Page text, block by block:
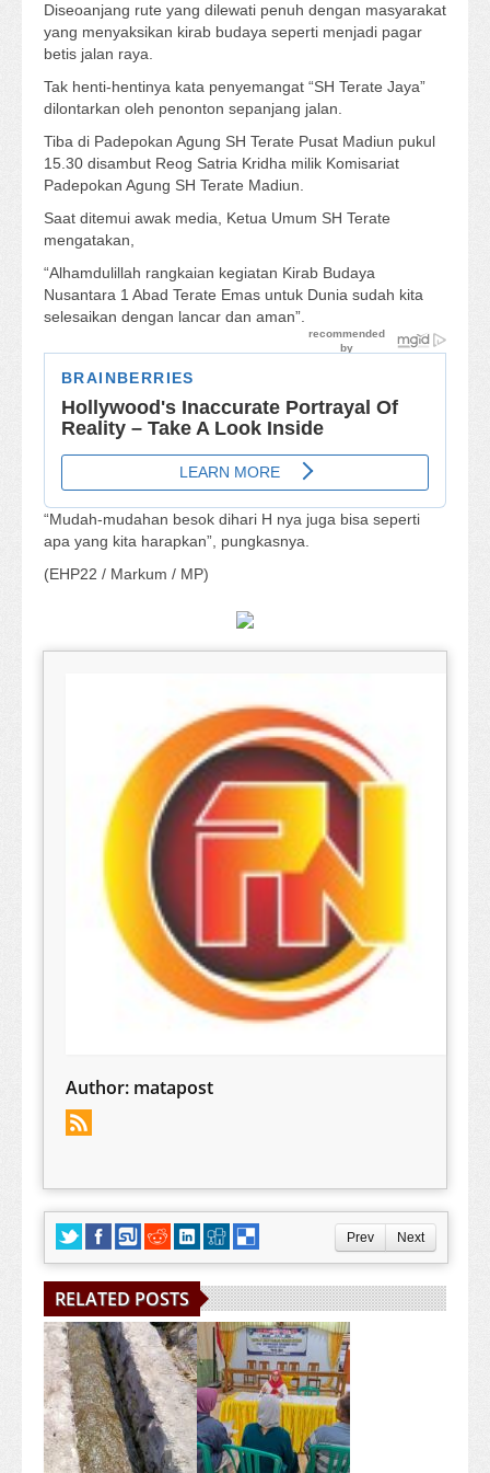
Diseoanjang rute yang dilewati penuh dengan masyarakat
yang menyaksikan kirab budaya seperti menjadi pagar
betis jalan raya.
Tak henti-hentinya kata penyemangat “SH Terate Jaya”
dilontarkan oleh penonton sepanjang jalan.
Tiba di Padepokan Agung SH Terate Pusat Madiun pukul
15.30 disambut Reog Satria Kridha milik Komisariat
Padepokan Agung SH Terate Madiun.
Saat ditemui awak media, Ketua Umum SH Terate
mengatakan,
“Alhamdulillah rangkaian kegiatan Kirab Budaya
Nusantara 1 Abad Terate Emas untuk Dunia sudah kita
selesaikan dengan lancar dan aman”.
“Mudah-mudahan besok dihari H nya juga bisa seperti
apa yang kita harapkan”, pungkasnya.
(EHP22 / Markum / MP)
Author: matapost
Prev Next
RELATED POSTS